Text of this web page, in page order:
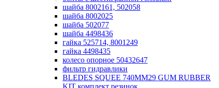
шайба 8002161, 502058
шайба 8002025
шайба 502077
шайба 4498436
гайка 525714, 8001249
гайка 4498435
колесо опорное 50432647
фильтр гидравлики
BLEDES SQUEE 740MM29 GUM RUBBER
KIT комплект резинок